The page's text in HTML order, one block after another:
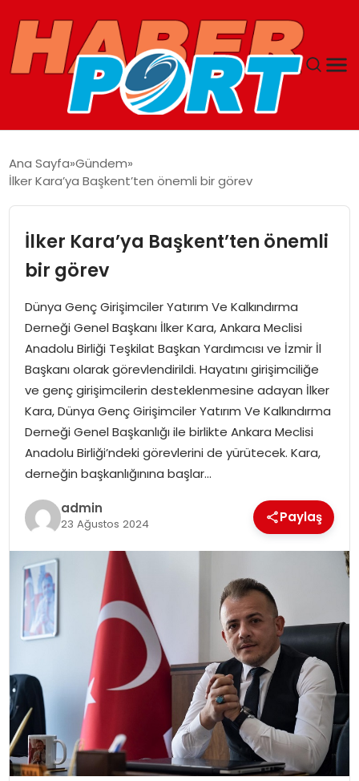
GUNCEL
YAŞAM
SAĞLIK
SPOR
SPOR
OTOMOBIL
TEKNOLOJI
EKONOMI
Ana Sayfa Gündem
İlker Kara’ya Başkent’ten önemli bir görev
İlker Kara’ya Başkent’ten önemli
bir görev
Dünya Genç Girişimciler Yatırım Ve Kalkındırma
Derneği Genel Başkanı İlker Kara, Ankara Meclisi
Anadolu Birliği Teşkilat Başkan Yardımcısı ve İzmir İl
Başkanı olarak görevlendirildi. Hayatını girişimciliğe
ve genç girişimcilerin desteklenmesine adayan İlker
Kara, Dünya Genç Girişimciler Yatırım Ve Kalkındırma
Derneği Genel Başkanlığı ile birlikte Ankara Meclisi
Anadolu Birliği’ndeki görevlerini de yürütecek. Kara,
derneğin başkanlığınına başlar…
admin
23 Ağustos 2024 Paylaş